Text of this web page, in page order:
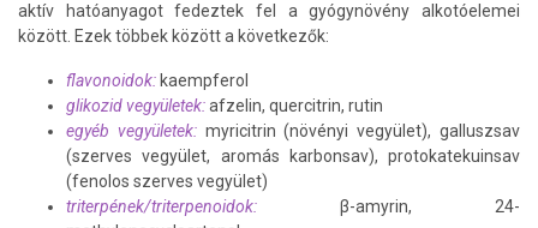
aktív hatóanyagot fedeztek fel a gyógynövény alkotóelemei
között. Ezek többek között a következők:
flavonoidok: kaempferol
glikozid vegyületek:afzelin, quercitrin, rutin
egyéb vegyületek: myricitrin (növényi vegyület), galluszsav
(szerves vegyület, aromás karbonsav), protokatekuinsav
(fenolos szerves vegyület)
triterpének/triterpenoidok: β-amyrin, 24-